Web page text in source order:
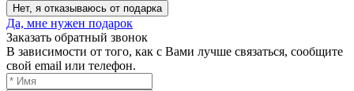
Нет, я отказываюсь от подарка
Да, мне нужен подарок
Заказать обратный звонок
В зависимости от того, как с Вами лучше связаться, сообщите
свой email или телефон.